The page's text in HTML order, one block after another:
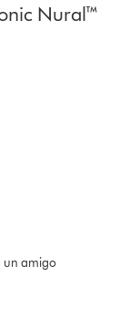
Nural™
un amigo